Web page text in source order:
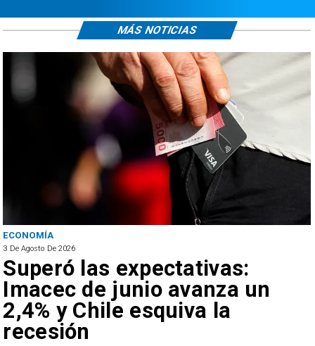
POLICIAL
3 De Agosto De 2026
Incautan más de 722 mil
cajetillas de cigarrillos de
contrabando en la Región de
Antofagasta
MÁS NOTICIAS